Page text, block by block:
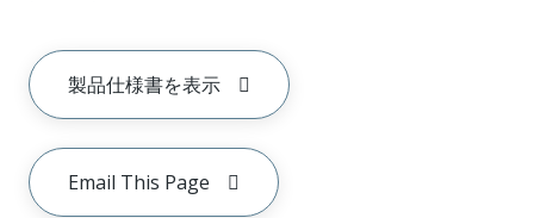
製品仕様書を表示
Email This Page